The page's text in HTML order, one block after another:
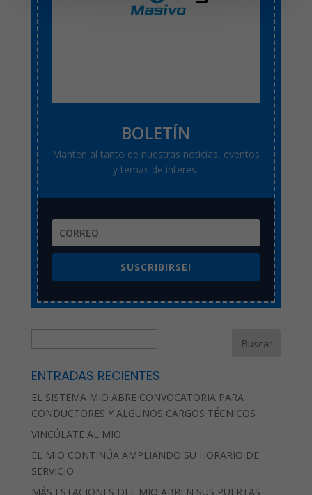
BOLETÍN
Manten al tanto de nuestras noticias, eventos
y temas de interes.
SUSCRIBIRSE!
u
s
a
r
ENTRADAS RECIENTES
EL SISTEMA MIO ABRE CONVOCATORIA PARA
CONDUCTORES Y ALGUNOS CARGOS TÉCNICOS
VINCÚLATE AL MIO
EL MIO CONTINÚA AMPLIANDO SU HORARIO DE
SERVICIO
MÁS ESTACIONES DEL MIO ABREN SUS PUERTAS